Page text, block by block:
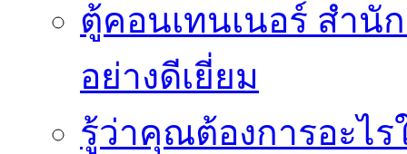
ตู้คอนเทนเนอร์ สำนั
อย่างดีเยี่ยม
รู้ว่าคุณต้องการอะไ